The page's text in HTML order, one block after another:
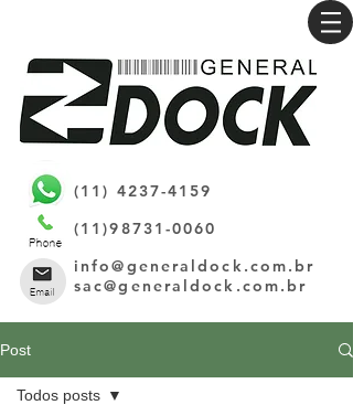
(11) 4237-4159
(11)98731-0060
info@generaldock.com.br
sac@generaldock.com.br
Post
Todos posts